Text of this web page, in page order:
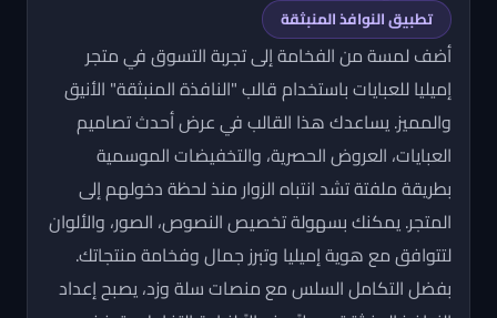
تطبيق النوافذ المنبثقة
أضف لمسة من الفخامة إلى تجربة التسوق في متجر
إميليا للعبايات باستخدام قالب "النافذة المنبثقة" الأنيق
والمميز. يساعدك هذا القالب في عرض أحدث تصاميم
العبايات، العروض الحصرية، والتخفيضات الموسمية
بطريقة ملفتة تشد انتباه الزوار منذ لحظة دخولهم إلى
المتجر. يمكنك بسهولة تخصيص النصوص، الصور، والألوان
لتتوافق مع هوية إميليا وتبرز جمال وفخامة منتجاتك.
بفضل التكامل السلس مع منصات سلة وزد، يصبح إعداد